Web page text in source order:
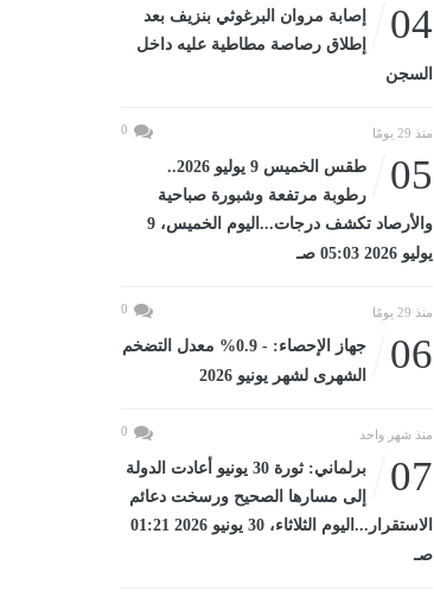
04
إصابة مروان البرغوثي بنزيف بعد
إطلاق رصاصة مطاطية عليه داخل
السجن
منذ 29 يومًا 0
05
طقس الخميس 9 يوليو 2026..
رطوبة مرتفعة وشبورة صباحية
والأرصاد تكشف درجات...اليوم الخميس، 9
يوليو 2026 05:03 صـ
منذ 29 يومًا 0
06
جهاز الإحصاء: - 0.9% معدل التضخم
الشهرى لشهر يونيو 2026
منذ شهر واحد 0
07
برلماني: ثورة 30 يونيو أعادت الدولة
إلى مسارها الصحيح ورسخت دعائم
الاستقرار...اليوم الثلاثاء، 30 يونيو 2026 01:21
صـ